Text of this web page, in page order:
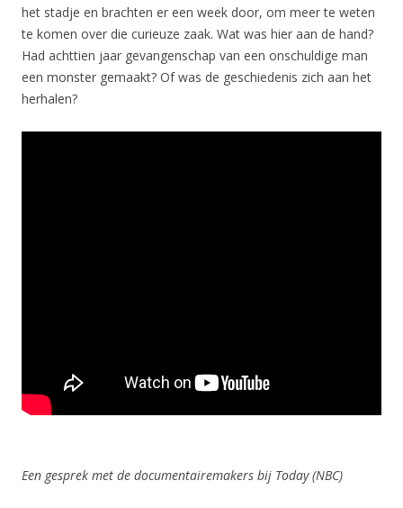
het stadje en brachten er een week door, om meer te weten
te komen over die curieuze zaak. Wat was hier aan de hand?
Had achttien jaar gevangenschap van een onschuldige man
een monster gemaakt? Of was de geschiedenis zich aan het
herhalen?
Een gesprek met de documentairemakers bij Today (NBC)